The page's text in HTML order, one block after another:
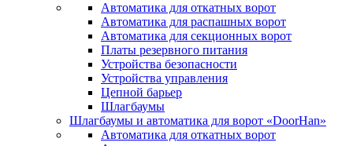
Автоматика для откатных ворот
Автоматика для распашных ворот
Автоматика для секционных ворот
Платы резервного питания
Устройства безопасности
Устройства управления
Цепной барьер
Шлагбаумы
Шлагбаумы и автоматика для ворот «DoorHan»
Автоматика для откатных ворот